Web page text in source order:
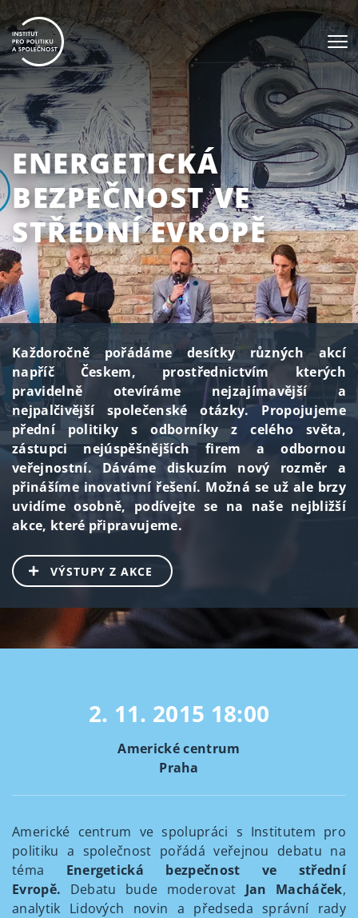
ENERGETICKÁ
BEZPEČNOST VE
STŘEDNÍ EVROPĚ
Každoročně pořádáme desítky různých akcí
napříč Českem, prostřednictvím kterých
pravidelně otevíráme nejzajímavější a
nejpalčivější společenské otázky. Propojujeme
přední politiky s odborníky z celého světa,
zástupci nejúspěšnějších firem a odbornou
veřejnostní. Dáváme diskuzím nový rozměr a
přinášíme inovativní řešení. Možná se už ale brzy
uvidíme osobně, podívejte se na naše nejbližší
akce, které připravujeme.
VÝSTUPY Z AKCE
2. 11. 2015 18:00
Americké centrum
Praha
Americké centrum ve spolupráci s Institutem pro
politiku a společnost pořádá veřejnou debatu na
téma Energetická bezpečnost ve střední
Evropě. Debatu bude moderovat Jan Macháček,
analytik Lidových novin a předseda správní rady